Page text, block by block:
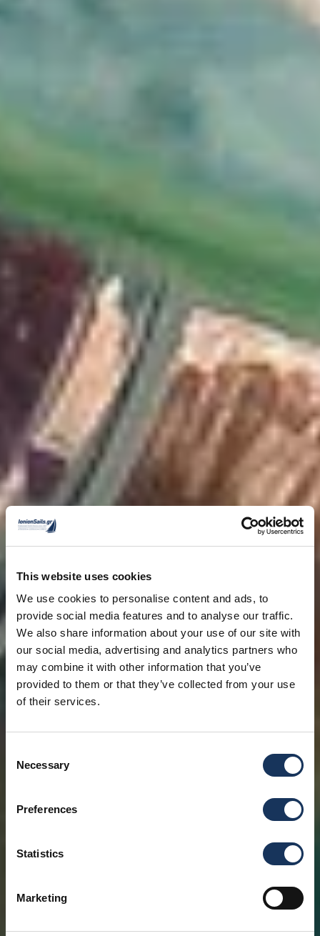
This website uses cookies
We use cookies to personalise content and ads, to
provide social media features and to analyse our traffic.
We also share information about your use of our site with
our social media, advertising and analytics partners who
may combine it with other information that you’ve
provided to them or that they’ve collected from your use
of their services.
Selection
Necessary
Preferences
Statistics
Marketing